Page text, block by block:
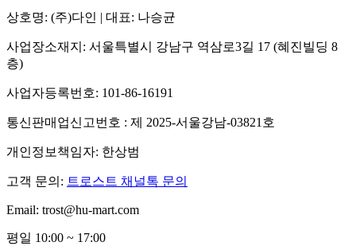
상호명: (주)다인 | 대표: 나승균
사업장소재지: 서울특별시 강남구 역삼로3길 17 (혜진빌딩 8
층)
사업자등록번호: 101-86-16191
통신판매업신고번호 : 제 2025-서울강남-03821호
개인정보책임자: 한상범
고객 문의: 트로스트 채널톡 문의
Email: trost@hu-mart.com
평일 10:00 ~ 17:00